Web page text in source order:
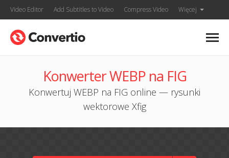
Video Editor Add Subtitles to Video Compress Video Więcej
Konwerter WEBP na FIG
Konwertuj WEBP na FIG online — rysunki
wektorowe Xfig